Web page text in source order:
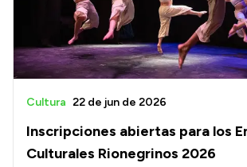
Inscripciones abiertas para los
Culturales Rionegrinos 2026
Cultura 22 de jun de 2026